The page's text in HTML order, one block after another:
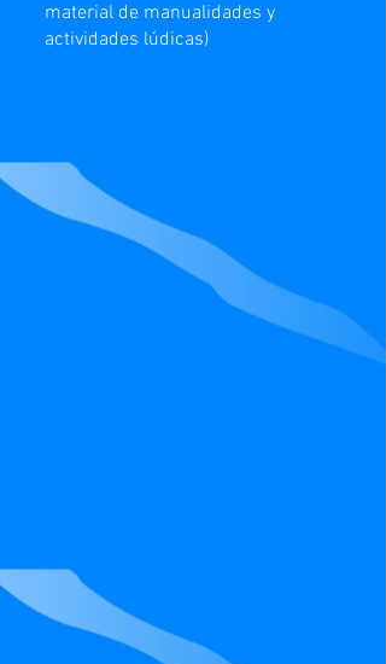
material de manualidades y
actividades lúdicas)